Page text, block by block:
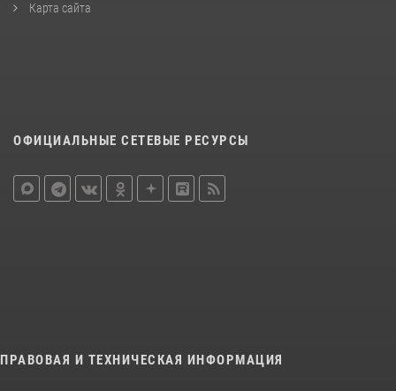
Карта сайта
ОФИЦИАЛЬНЫЕ СЕТЕВЫЕ РЕСУРСЫ
ПРАВОВАЯ И ТЕХНИЧЕСКАЯ ИНФОРМАЦИЯ